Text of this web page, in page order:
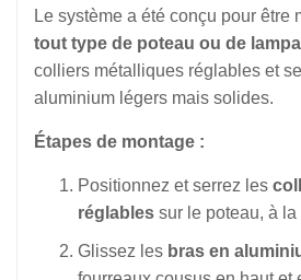
Le système a été conçu pour être
tout type de poteau ou de
colliers métalliques réglables et
aluminium légers mais solides.
Étapes de montage :
Positionnez et serrez les
réglables sur le poteau, à
Glissez les bras en